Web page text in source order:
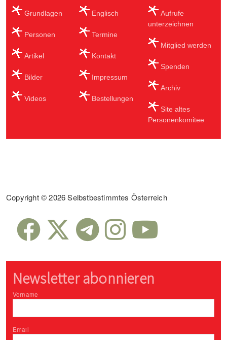
Grundlagen
Personen
Artikel
Bilder
Videos
Englisch
Termine
Kontakt
Impressum
Bestellungen
Aufrufe
unterzeichnen
Mitglied werden
Spenden
Archiv
Site altes
Personenkomitee
Copyright © 2026 Selbstbestimmtes Österreich
Newsletter abonnieren
Vorname
Email